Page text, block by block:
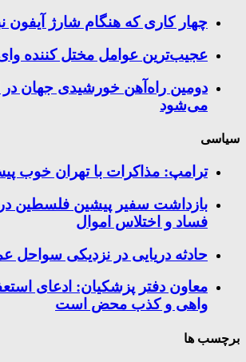
چهار کاری که هنگام شارژ آیفون
عجیب‌ترین عوامل مختل کننده
دومین راه‌آهن خورشیدی جهان در
می‌شود
سیاسی
ترامپ: مذاکرات با تهران خوب
بازداشت سفیر پیشین فلسطین در
فساد و اختلاس اموال
حادثه دریایی در نزدیکی سواحل
معاون دفتر پزشکیان: ادعای
واهی و کذب محض است
برچسب ها